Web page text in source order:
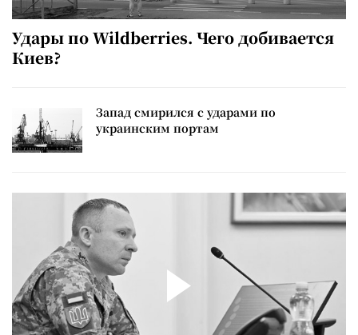
Удары по Wildberries. Чего добивается
Киев?
Запад смирился с ударами по
украинским портам